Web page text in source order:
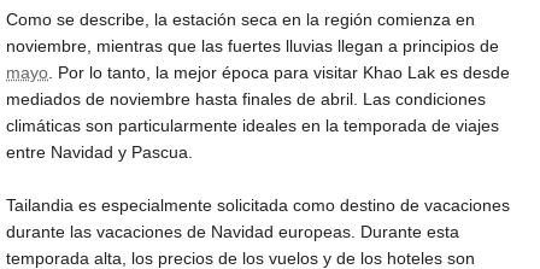
Como se describe, la estación seca en la región comienza en
noviembre, mientras que las fuertes lluvias llegan a principios de
mayo . Por lo tanto, la mejor época para visitar Khao Lak es desde
mediados de noviembre hasta finales de abril. Las condiciones
climáticas son particularmente ideales en la temporada de viajes
entre Navidad y Pascua.
Tailandia es especialmente solicitada como destino de vacaciones
durante las vacaciones de Navidad europeas. Durante esta
temporada alta, los precios de los vuelos y de los hoteles son